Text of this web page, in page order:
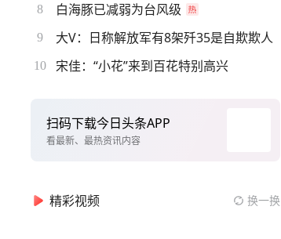
8 白海豚已减弱为台风级
9 大V：日称解放军有8架歼35是自欺欺人
10 宋佳：“小花”来到百花特别高兴
扫码下载今日头条APP
看最新、最热资讯内容
精彩视频 换一换